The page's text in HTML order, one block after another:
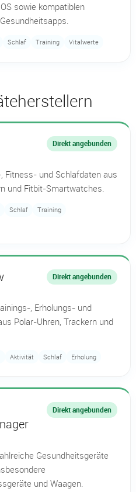
sowie kompatiblen
Schlaf Training Vitalwerte
Direkt angebunden
Fitness- und Schlafdaten aus
und Fitbit-Smartwatches.
Schlaf Training
Direkt angebunden
, Erholungs- und
Polar-Uhren, Trackern und
Aktivität Schlaf Erholung
Direkt angebunden
Gesundheitsgeräte
und Waagen.